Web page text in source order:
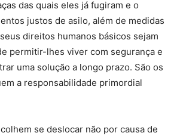
das quais eles já fugiram e o
justos de asilo, além de medidas
direitos humanos básicos sejam
permitir-lhes viver com segurança e
uma solução a longo prazo. São os
a responsabilidade primordial
se deslocar não por causa de